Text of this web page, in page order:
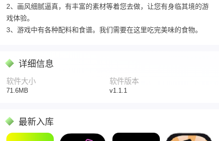
2、画风细腻逼真，有丰富的素材等着您去做，让您有身临其境的游
戏体验。
3、游戏中有各种配料和食谱。我们需要在这里吃完美味的食物。
详细信息
软件大小
71.6MB
软件版本
v1.1.1
最新入库